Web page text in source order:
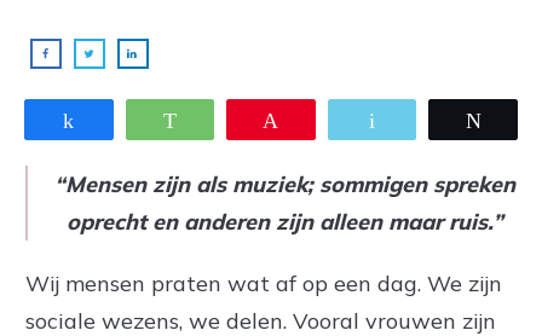
WhatsApp
“Mensen zijn als muziek; sommigen spreken
oprecht en anderen zijn alleen maar ruis.”
Wij mensen praten wat af op een dag. We zijn
sociale wezens, we delen. Vooral vrouwen zijn